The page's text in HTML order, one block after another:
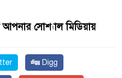
সোশ্যাল মিডিয়ায়
Digg